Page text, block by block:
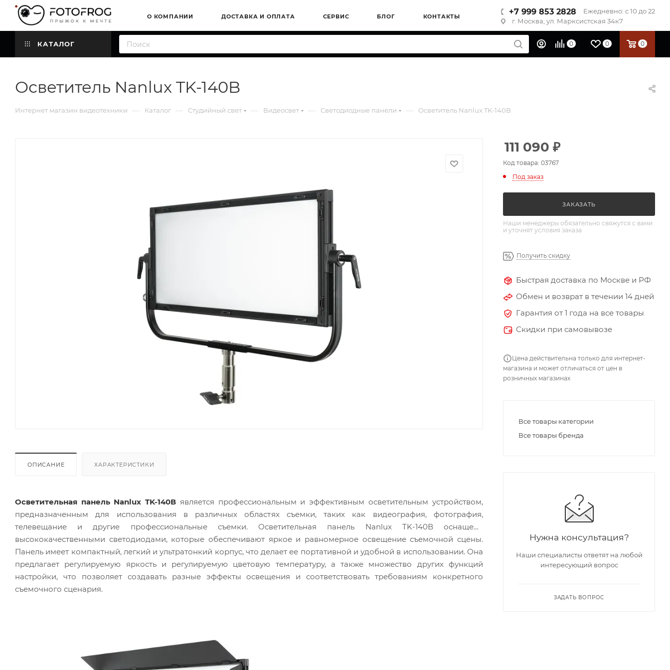
О КОМПАНИИ ДОСТАВКА И ОПЛАТА СЕРВИС БЛОГ КОНТАКТЫ
+7 999 853 2828
Ежедневно: с 10 до 22
г. Москва, ул. Марксистская 34к7
КАТАЛОГ 0 0 0
Осветитель Nanlux TK-140B
Интернет магазин видеотехники — Каталог — Студийный свет — Видеосвет — Светодиодные панели — Осветитель Nanlux TK-140B
ОПИСАНИЕ ХАРАКТЕРИСТИКИ
Осветительная панель Nanlux TK-140В является профессиональным и эффективным осветительным устройством,
предназначенным для использования в различных областях съемки, таких как видеография, фотография,
телевещание и другие профессиональные съемки. Осветительная панель Nanlux TK-140В оснащена
высококачественными светодиодами, которые обеспечивают яркое и равномерное освещение съемочной сцены.
Панель имеет компактный, легкий и ультратонкий корпус, что делает ее портативной и удобной в использовании. Она
предлагает регулируемую яркость и регулируемую цветовую температуру, а также множество других функций
настройки, что позволяет создавать разные эффекты освещения и соответствовать требованиям конкретного
съемочного сценария.
111 090 ₽
Код товара: 03767
Под заказ
ЗАКАЗАТЬ
Наши менеджеры обязательно свяжутся с вами
и уточнят условия заказа
Получить скидку
Быстрая доставка по Москве и РФ
Обмен и возврат в течении 14 дней
Гарантия от 1 года на все товары
Скидки при самовывозе
Цена действительна только для интернет-
магазина и может отличаться от цен в
розничных магазинах
Все товары категории
Все товары бренда
Нужна консультация?
Наши специалисты ответят на любой
интересующий вопрос
ЗАДАТЬ ВОПРОС